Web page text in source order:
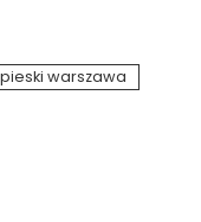
pieski warszawa